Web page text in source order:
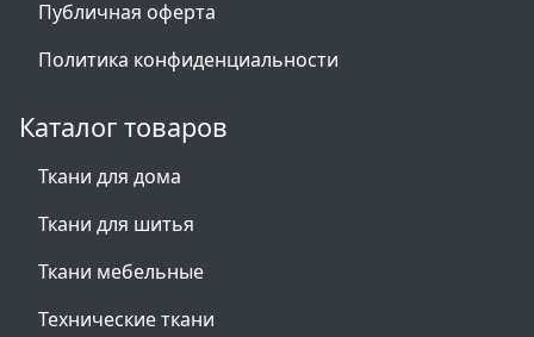
Публичная оферта
Политика конфиденциальности
Каталог товаров
Ткани для дома
Ткани для шитья
Ткани мебельные
Технические ткани